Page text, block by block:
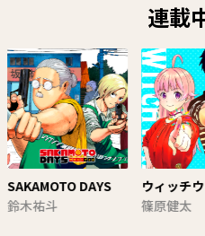
連載
SAKAMOTO DAYS
鈴木祐斗
ウィッチ
篠原健太